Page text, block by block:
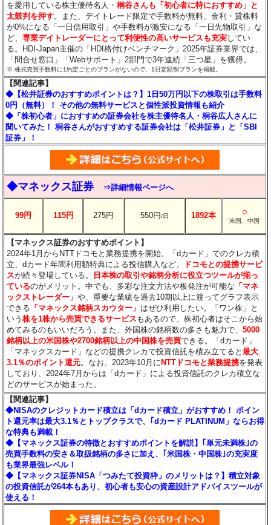
を愛用している株主優待名人・桐谷さんも「初心者に特におすすめ」と
太鼓判を押す。また、デイトレード限定で手数料が無料、金利・貸株料
が0%になる「一日信用取引」や手数料が激安になる「一日先物取引」な
ど、専業デイトレーダーにとって利便性の高いサービスも充実してい
る。HDI-Japan主催の「HDI格付けベンチマーク」2025年証券業界では、
「問合せ窓口」「Webサポート」2部門で3年連続「三つ星」を獲得。
※ 株式売買手数料に1約定ごとのプランがないので、1日定額制プランを掲載。
【関連記事】
◆【松井証券のおすすめポイントは？】1日50万円以下の株取引は手数料
0円（無料）！ その他の無料サービスと個性派投資情報も紹介
◆「株初心者」におすすめの証券会社を株主優待名人・桐谷広人さんに
聞いてみた！ 桐谷さんがおすすめする証券会社は「松井証券」と「SBI
証券」！
◆マネックス証券 ⇒詳細情報ページへ
99円 115円 275円 550円/日 1892本 ○
米国、中国
【マネックス証券のおすすめポイント】
2024年1月からNTTドコモと業務提携を開始。「dカード」でのクレカ積
立、dカード年間利用額特典による投信購入など、
ドコモとの提携サービ
スが続々登場している。
日本株の取引や銘柄分析に役立つツールが揃っ
ているのがメリット。中でも、多彩な注文方法や板発注が可能な 「マネ
ックストレーダー」や、重要な業績を過去10期以上に渡ってグラフ表示
できる 「マネックス銘柄スカウター」 はぜひ利用したい。「ワン株」と
いう株を1株から売買できるサービス もあるので、株初心者はそこから始
めてみるのもいいだろう。また、外国株の銘柄数の多さも魅力で、5000
銘柄以上の米国株や2700銘柄以上の中国株を売買できる。「dカード」
「マネックスカード」などの提携クレカで投資信託を積み立てると最大
3.1％のポイント還元。なお、2023年10月に NTTドコモと業務提携を発表
しており、2024年7月からは「dカード」による投資信託のクレカ積立な
どのサービスが始まった。
【関連記事】
◆NISAのクレジットカード積立は「dカード積立」がおすすめ！ ポイン
ト還元率は最大3.1％とトップクラスで、｢dカード PLATINUM」ならお得
な特典も満載！
◆【マネックス証券の特徴とおすすめポイントを解説】｢単元未満株｣の
売買手数料の安さ＆取扱銘柄の多さに加え、｢米国株・中国株｣の充実度
も業界最強レベル！
◆【マネックス証券NISA「つみたて投資枠」のメリットは？】積立対象
の投資信託が264本もあり、初心者も安心の資産設計アドバイスツールが
使える！